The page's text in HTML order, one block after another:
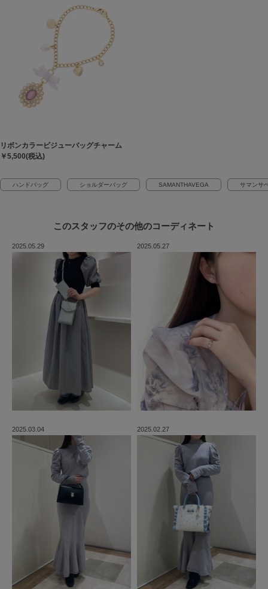
リボンカラービジューバッグチャーム
￥5,500(税込)
ハンドバッグ ショルダーバッグ SAMANTHAVEGA サマンサ
このスタッフのその他のコーディネート
2025.05.29 2025.05.27
2025.03.04 2025.02.27